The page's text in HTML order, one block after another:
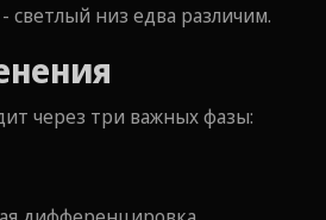
светлый низ едва различим.
через три важных фазы: